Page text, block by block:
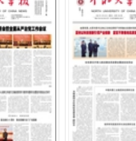
创建战斗堡垒
业兴。学校坚持基层导向
组织和工作向学科高峰、科研
势学科团队、重大科研项
星发射试验队临时党支部、
、育人链，成为党建与科研
批省级标杆院系、样板支部、